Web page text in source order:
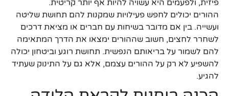
פיזית, ולפעמים היא עשויה להיות אף יותר קריטית.
ההורים יכולים לחפש פעילויות שמקנות להם תחושת שליטה
ועשייה. בין אם מדובר בשיחות עם חברים או מציאת דרכים
לשחרר לחצים, חשוב שההורים ימצאו את הדרך המתאימה
להם לשמור על בריאותם הנפשית. תחושת רוגע וביטחון יכולה
להשפיע לא רק על ההורים עצמם, אלא גם על התינוק שעתיד
להגיע.